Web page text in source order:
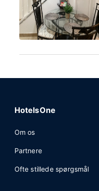
HotelsOne
Om os
Partnere
Ofte stillede spørgsmål